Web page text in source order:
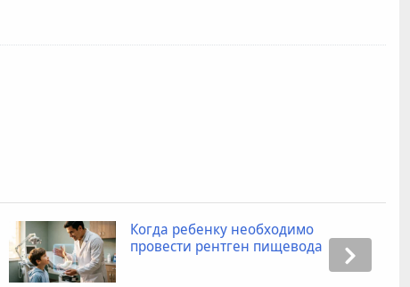
Когда ребенку необходимо
провести рентген пищевода